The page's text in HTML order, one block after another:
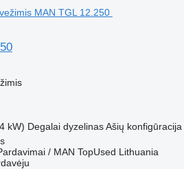
kW) Degalai dyzelinas Ašių konfigūracija
/ MAN TopUsed Lithuania